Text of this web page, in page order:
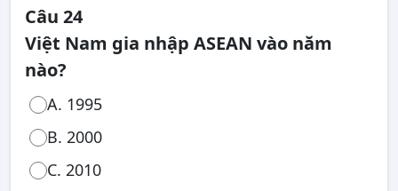
Câu 24
Việt Nam gia nhập ASEAN vào năm
nào?
A. 1995
B. 2000
C. 2010